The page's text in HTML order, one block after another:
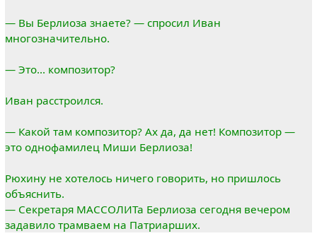
— Вы Берлиоза знаете? — спросил Иван
многозначительно.
— Это... композитор?
Иван расстроился.
— Какой там композитор? Ах да, да нет! Композитор —
это однофамилец Миши Берлиоза!
Рюхину не хотелось ничего говорить, но пришлось
объяснить.
— Секретаря МАССОЛИТа Берлиоза сегодня вечером
задавило трамваем на Патриарших.